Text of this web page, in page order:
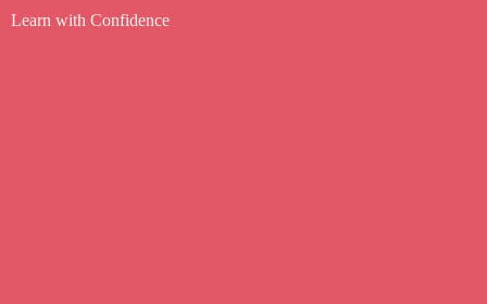
Learn with Confidence